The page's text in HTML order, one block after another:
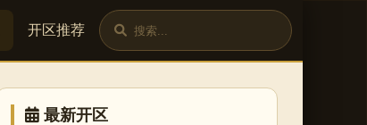
开区推荐
最新开区